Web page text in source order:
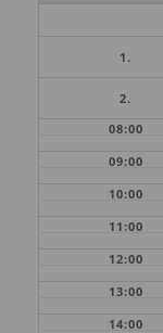
1.
2.
08:00
09:00
10:00
11:00
12:00
13:00
14:00